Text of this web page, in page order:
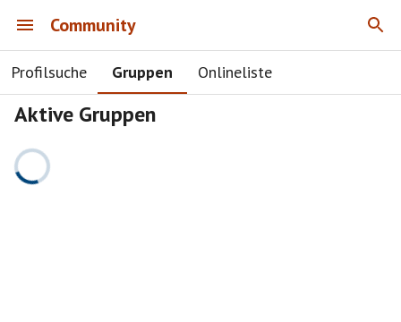
Community
Profilsuche Gruppen Onlineliste
Aktive Gruppen